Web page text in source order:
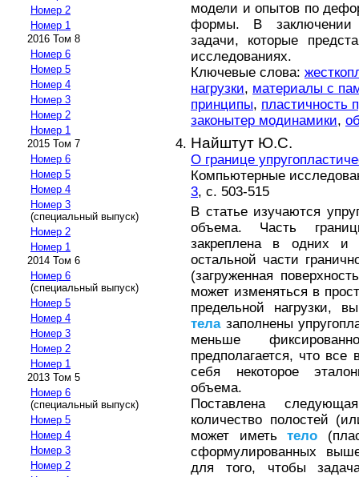
Номер 2
Номер 1
2016 Том 8
Номер 6
Номер 5
Номер 4
Номер 3
Номер 2
Номер 1
2015 Том 7
Номер 6
Номер 5
Номер 4
Номер 3
(специальный выпуск)
Номер 2
Номер 1
2014 Том 6
Номер 6
(специальный выпуск)
Номер 5
Номер 4
Номер 3
Номер 2
Номер 1
2013 Том 5
Номер 6
(специальный выпуск)
Номер 5
Номер 4
Номер 3
Номер 2
модели и опытов по
формы. В заключении
задачи, которые
исследованиях.
Ключевые слова:
нагрузки, материалы с
принципы, пластичность
законытер модинамики,
Найштут Ю.С.
О границе
Компьютерные
3, с. 503-515
В статье изучаются
объема. Часть
закреплена в одних и
остальной части
(загруженная
может изменяться в
предельной нагрузки,
телазаполнены
меньше
предполагается, что
себя некоторое
объема.
Поставлена
количество полостей
может иметьтело
сформулированных
для того, чтобы